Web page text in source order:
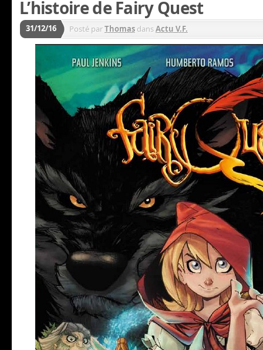
L’histoire de Fairy Quest
31/12/16 Posté parThomas dansActu V.F.